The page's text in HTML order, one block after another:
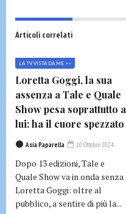
Articoli correlati
LA TV VISTA DA ME >>
Loretta Goggi, la sua
assenza a Tale e Quale
Show pesa soprattutto a
lui: ha il cuore spezzato
Asia Paparella 10 Ottobre 2024
Dopo 13 edizioni, Tale e
Quale Show va in onda senza
Loretta Goggi: oltre al
pubblico, a sentire di più la...